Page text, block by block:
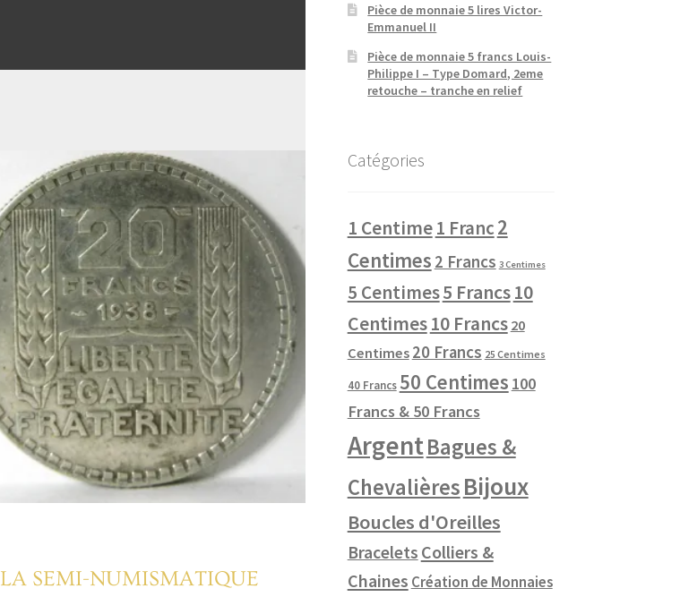
LA SEMI-NUMISMATIQUE
Pièce de monnaie 5 lires Victor-
Emmanuel II
Pièce de monnaie 5 francs Louis-
Philippe I – Type Domard, 2eme
retouche – tranche en relief
Catégories
1 Centime1 Franc2
Centimes 2 Francs 3 Centimes
5 Centimes5 Francs10
Centimes10 Francs 20
Centimes 20 Francs 25 Centimes
40 Francs 50 Centimes 100
Francs & 50 Francs
ArgentBagues &
ChevalièresBijoux
Boucles d'Oreilles
Bracelets Colliers &
Chaines Création de Monnaies